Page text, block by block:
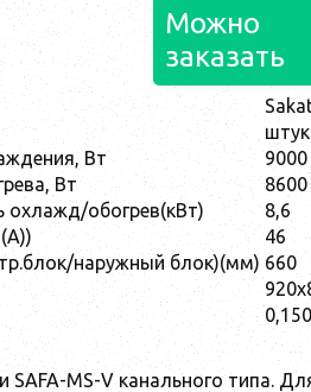
Можно
заказать
Вт
9000
Вт
8600
обогрев(кВт)
8,6
46
наружный блок)(мм) 660
0,150
SAFA-MS-V канального типа.